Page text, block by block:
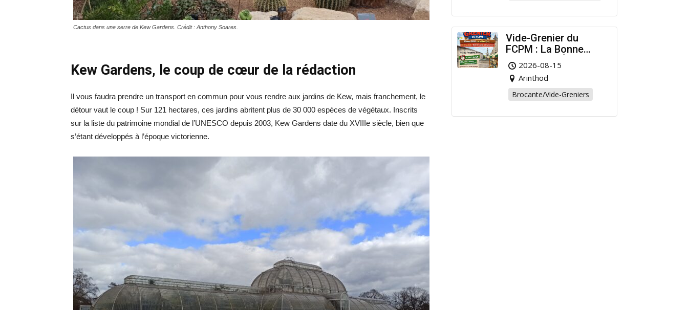
Cactus dans une serre de Kew Gardens. Crédit : Anthony Soares.
Kew Gardens, le coup de cœur de la rédaction
Il vous faudra prendre un transport en commun pour vous rendre aux jardins de Kew, mais franchement, le
détour vaut le coup ! Sur 121 hectares, ces jardins abritent plus de 30 000 espèces de végétaux. Inscrits
sur la liste du patrimoine mondial de l’UNESCO depuis 2003, Kew Gardens date du XVIIIe siècle, bien que
s’étant développés à l’époque victorienne.
Vide-Grenier du
FCPM : La Bonne
Affaire de l’Été à
Arinthod !
2026-08-15
Arinthod
Brocante/Vide-Greniers